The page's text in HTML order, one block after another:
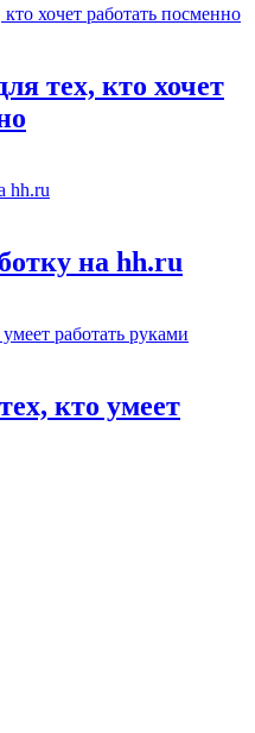
тех, кто хочет
на hh.ru
кто умеет